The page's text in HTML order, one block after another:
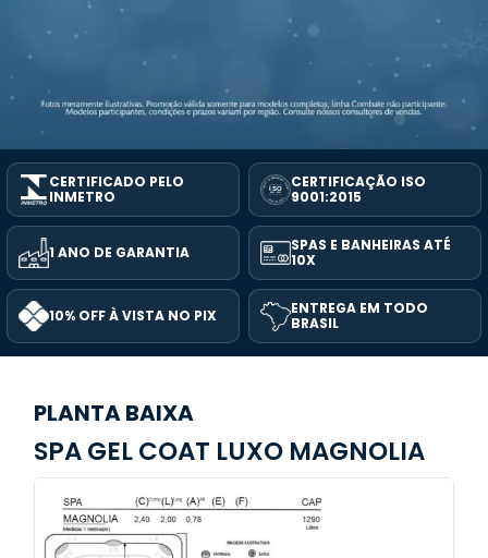
CERTIFICADO PELO
INMETRO
CERTIFICAÇÃO ISO
9001:2015
1 ANO DE GARANTIA
SPAS E BANHEIRAS ATÉ
10X
10% OFF À VISTA NO PIX
ENTREGA EM TODO
BRASIL
PLANTA BAIXA
SPA GEL COAT LUXO MAGNOLIA